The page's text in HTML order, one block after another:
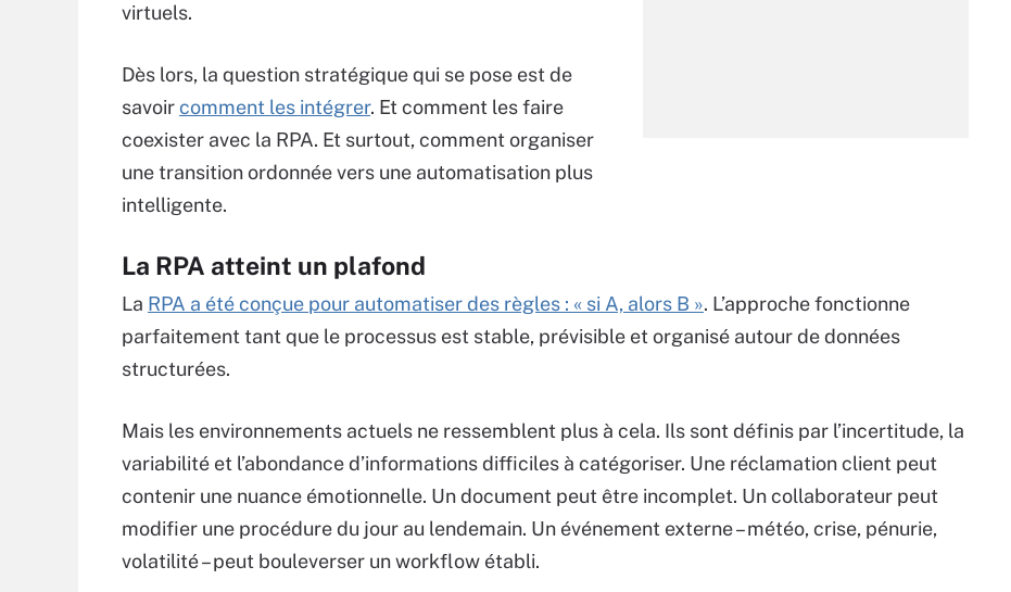
virtuels.
Dès lors, la question stratégique qui se pose est de
savoircomment les intégrer. Et comment les faire
coexister avec la RPA. Et surtout, comment organiser
une transition ordonnée vers une automatisation plus
intelligente.
La RPA atteint un plafond
La RPA a été conçue pour automatiser des règles : « si A, alors B ». L’approche fonctionne
parfaitement tant que le processus est stable, prévisible et organisé autour de données
structurées.
Mais les environnements actuels ne ressemblent plus à cela. Ils sont définis par l’incertitude, la
variabilité et l’abondance d’informations difficiles à catégoriser. Une réclamation client peut
contenir une nuance émotionnelle. Un document peut être incomplet. Un collaborateur peut
modifier une procédure du jour au lendemain. Un événement externe – météo, crise, pénurie,
volatilité – peut bouleverser un workflow établi.